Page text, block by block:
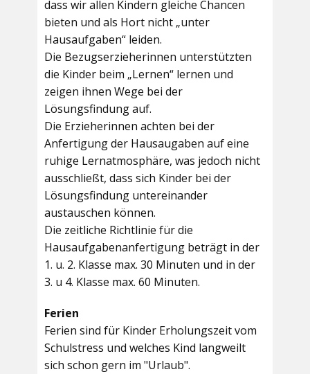
dass wir allen Kindern gleiche Chancen
bieten und als Hort nicht „unter
Hausaufgaben“ leiden.
Die Bezugserzieherinnen unterstützten
die Kinder beim „Lernen“ lernen und
zeigen ihnen Wege bei der
Lösungsfindung auf.
Die Erzieherinnen achten bei der
Anfertigung der Hausaugaben auf eine
ruhige Lernatmosphäre, was jedoch nicht
ausschließt, dass sich Kinder bei der
Lösungsfindung untereinander
austauschen können.
Die zeitliche Richtlinie für die
Hausaufgabenanfertigung beträgt in der
1. u. 2. Klasse max. 30 Minuten und in der
3. u 4. Klasse max. 60 Minuten.
Ferien
Ferien sind für Kinder Erholungszeit vom
Schulstress und welches Kind langweilt
sich schon gern im "Urlaub".